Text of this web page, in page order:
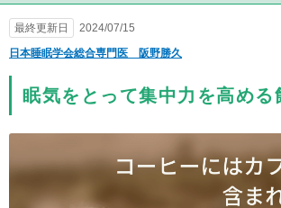
最終更新日
2024/07/15
日本睡眠学会総合専門医 阪野勝久
眠気をとって集中力を高める